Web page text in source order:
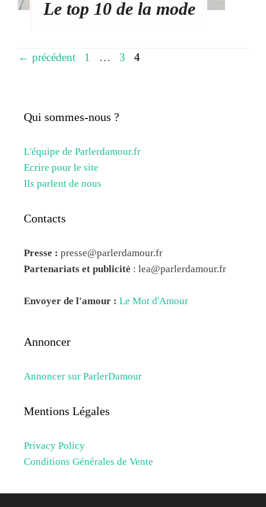
Le top 10 de la mode
← précédent Page
1 … Page
3 Page
4
Qui sommes-nous ?
L'équipe de Parlerdamour.fr
Ecrire pour le site
Ils parlent de nous
Contacts
Presse : presse@parlerdamour.fr
Partenariats et publicité : lea@parlerdamour.fr
Envoyer de l'amour : Le Mot d'Amour
Annoncer
Annoncer sur ParlerDamour
Mentions Légales
Privacy Policy
Conditions Générales de Vente